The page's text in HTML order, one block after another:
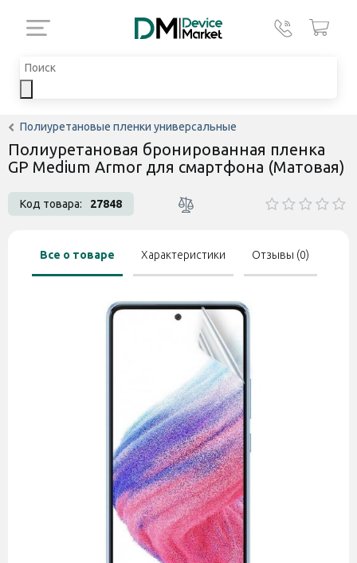
Полиуретановые пленки универсальные
Полиуретановая бронированная пленка
GP Medium Armor для смартфона (Матовая)
Код товара: 27848
Все о товаре Характеристики Отзывы (0)